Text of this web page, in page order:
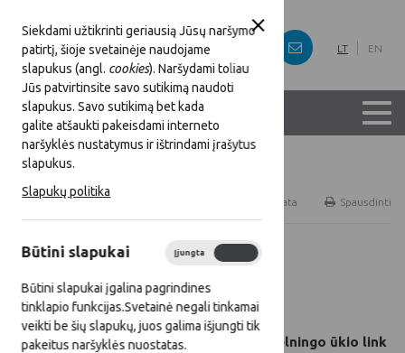
Siekdami užtikrinti geriausią Jūsų naršymo
patirtį, šioje svetainėje naudojame
slapukus (angl. cookies). Naršydami toliau
Jūs patvirtinsite savo sutikimą naudoti
slapukus. Savo sutikimą bet kada
galite atšaukti pakeisdami interneto
naršyklės nustatymus ir ištrindami įrašytus
slapukus.
Slapukų politika
Būtini slapukai Įjungta
Būtini slapukai įgalina pagrindines
tinklapio funkcijas.Svetainė negali tinkamai
veikti be šių slapukų, juos galima išjungti tik
pakeitus naršyklės nuostatas.
LT EN
Titulinis
Spausdinti
Naujienų prenumerata
Visos naujienos
2017 09 29
Kelias pelningo ūkio link